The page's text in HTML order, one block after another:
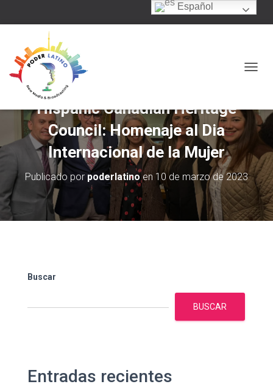
B
M
O
D
E
Hispanic Canadian Heritage
Council: Homenaje al Dia
Internacional de la Mujer
Publicado por poderlatinoen 10 de marzo de 2023
Buscar
BUSCAR
Entradas recientes
Español